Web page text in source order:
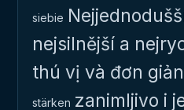
siebie
nejsilnější a
thú vị và đơn giản
stärken zanimljivo i